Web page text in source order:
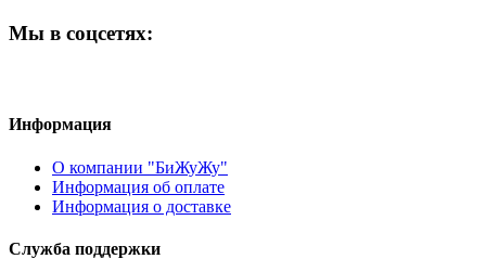
Мы в соцсетях:
Информация
О компании "БиЖуЖу"
Информация об оплате
Информация о доставке
Служба поддержки